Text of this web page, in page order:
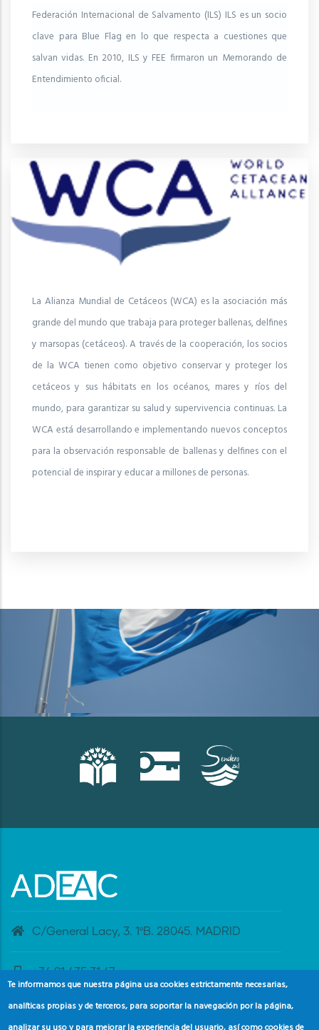
Federación Internacional de Salvamento (ILS) ILS es un socio
clave para Blue Flag en lo que respecta a cuestiones que
salvan vidas. En 2010, ILS y FEE firmaron un Memorando de
Entendimiento oficial.
La Alianza Mundial de Cetáceos (WCA) es la asociación más
grande del mundo que trabaja para proteger ballenas, delfines
y marsopas (cetáceos). A través de la cooperación, los socios
de la WCA tienen como objetivo conservar y proteger los
cetáceos y sus hábitats en los océanos, mares y ríos del
mundo, para garantizar su salud y supervivencia continuas. La
WCA está desarrollando e implementando nuevos conceptos
para la observación responsable de ballenas y delfines con el
potencial de inspirar y educar a millones de personas.
C/General Lacy, 3. 1ºB. 28045. MADRID
+34 91 435 31 47
banderaazul@adeac.es
Te informamos que nuestra página usa cookies estrictamente necesarias,
analíticas propias y de terceros, para soportar la navegación por la página,